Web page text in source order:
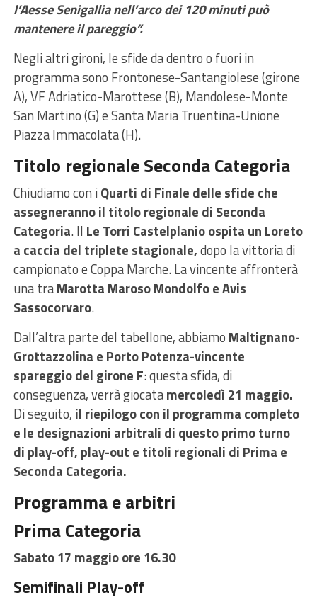
l’Aesse Senigallia nell’arco dei 120 minuti può
mantenere il pareggio”.
Negli altri gironi, le sfide da dentro o fuori in
programma sono Frontonese-Santangiolese (girone
A), VF Adriatico-Marottese (B), Mandolese-Monte
San Martino (G) e Santa Maria Truentina-Unione
Piazza Immacolata (H).
Titolo regionale Seconda Categoria
Chiudiamo con iQuarti di Finale delle sfide che
assegneranno il titolo regionale di Seconda
Categoria. Il Le Torri Castelplanio ospita un Loreto
a caccia del triplete stagionale,dopo la vittoria di
campionato e Coppa Marche. La vincente affronterà
una traMarotta Maroso Mondolfo e Avis
Sassocorvaro.
Dall’altra parte del tabellone, abbiamo Maltignano-
Grottazzolina e Porto Potenza-vincente
spareggio del girone F: questa sfida, di
conseguenza, verrà giocatamercoledì 21 maggio.
Di seguito, il riepilogo con il programma completo
e le designazioni arbitrali di questo primo turno
di play-off, play-out e titoli regionali di Prima e
Seconda Categoria.
Programma e arbitri
Prima Categoria
Sabato 17 maggio ore 16.30
Semifinali Play-off